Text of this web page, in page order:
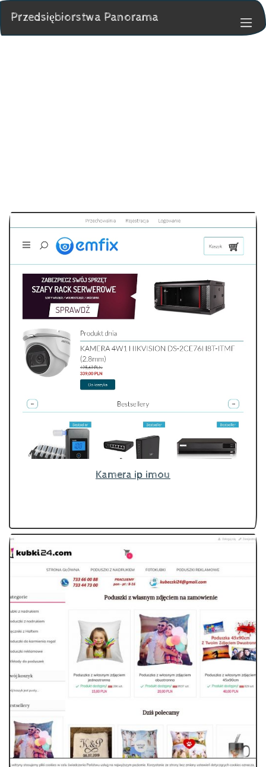
Przedsiębiorstwa Panorama
Kamera ip imou